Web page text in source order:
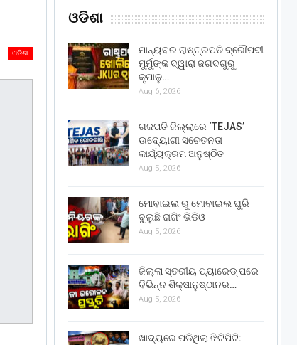
ଓଡିଶା
ଓଡିଶା
ମାନ୍ୟବର ରାଷ୍ଟ୍ରପତି ଦ୍ରୌପଦୀ
ମୁର୍ମୁଙ୍କ ଦ୍ୱାରା ଜଗଦଗୁରୁ
କୃପାଳୁ…
Aug 6, 2026
ଗଜପତି ଜିଲ୍ଲାରେ ‘TEJAS’
ଉଦ୍ୟୋଗୀ ସଚେତନତା
କାର୍ଯ୍ୟକ୍ରମ ଅନୁଷ୍ଠିତ
Aug 5, 2026
ମୋବାଇଲ ରୁ ମୋବାଇଲ ଘୁରି
ବୁଲୁଛି ରାଗିଂ ଭିଡିଓ
Aug 5, 2026
ଜିଲ୍ଲା ସ୍ତରୀୟ ପ୍ୟାରେଡ୍ ପରେ
ବିଭିନ୍ନ ଶିକ୍ଷାନୁଷ୍ଠାନର…
Aug 5, 2026
ଖାଦ୍ୟରେ ପଡିଥିଲା ଝିଟିପିଟି: